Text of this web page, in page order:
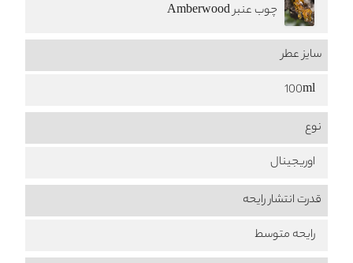
چوب عنبر Amberwood
سایز عطر
100ml
نوع
اوریجینال
قدرت انتشار رایحه
رایحه متوسط